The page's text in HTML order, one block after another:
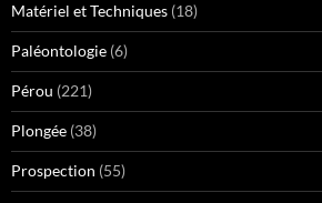
Matériel et Techniques (18)
Paléontologie (6)
Pérou (221)
Plongée (38)
Prospection (55)